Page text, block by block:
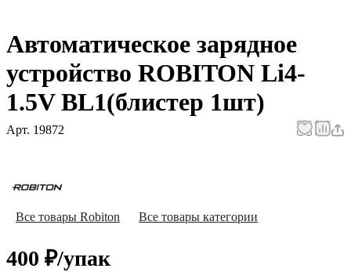
Автоматическое зарядное
устройство ROBITON Li4-
1.5V BL1(блистер 1шт)
Арт. 19872
Все товары Robiton Все товары категории
400 ₽/упак